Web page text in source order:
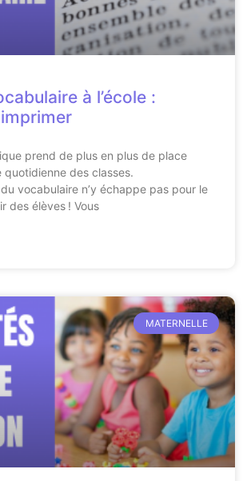
à l’école :
prend de plus en plus de place
des classes.
du vocabulaire n’y échappe pas pour le
des élèves ! Vous
MATERNELLE